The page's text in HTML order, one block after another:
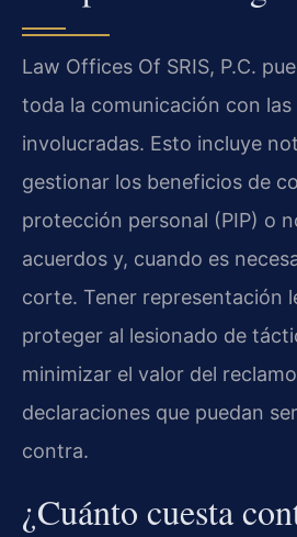
Law Offices Of SRIS, P.C.
toda la comunicación con las
involucradas. Esto incluye
gestionar los beneficios de
protección personal (PIP) o
acuerdos y, cuando es
corte. Tener representación
proteger al lesionado de
minimizar el valor del
declaraciones que puedan
contra.
¿Cuánto cuesta